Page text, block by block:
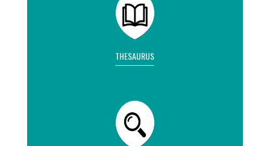
THESAURUS